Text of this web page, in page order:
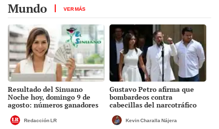
Mundo VER MÁS
Resultado del Sinuano
Noche hoy, domingo 9 de
agosto: números ganadores
Redacción LR
Gustavo Petro afirma que
bombardeos contra
cabecillas del narcotráfico
de impedir sus capturas
Kevin Charalla Nájera